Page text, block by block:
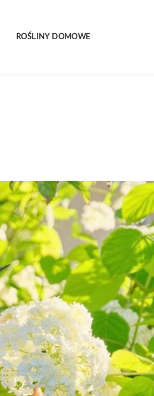
ROŚLINY DOMOWE